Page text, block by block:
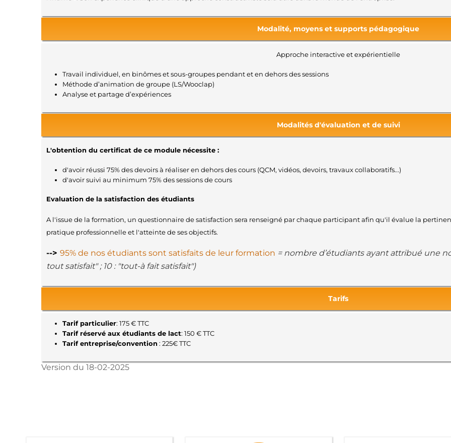
Modalité, moyens et supports pédagogique
Approche interactive et expérientielle
Travail individuel, en binômes et sous-groupes pendant et en dehors des sessions
Méthode d’animation de groupe (LS/Wooclap)
Analyse et partage d’expériences
Modalités d'évaluation et de suivi
L'obtention du certificat de ce module nécessite :
d'avoir réussi 75% des devoirs à réaliser en dehors des cours (QCM, vidéos, devoirs, travaux collaboratifs...)
d'avoir suivi au minimum 75% des sessions de cours
Evaluation de la satisfaction des étudiants
A l'issue de la formation, un questionnaire de satisfaction sera renseigné par chaque participant afin qu'il évalue la
pratique professionnelle et l'atteinte de ses objectifs.
--> 95% de nos étudiants sont satisfaits de leur formation = nombre d’étudiants ayant attribué une
tout satisfait" ; 10 : "tout-à fait satisfait")
Tarifs
Tarif particulier: 175 € TTC
Tarif réservé aux étudiants de lact: 150 € TTC
Tarif entreprise/convention : 225€ TTC
Version du 18-02-2025